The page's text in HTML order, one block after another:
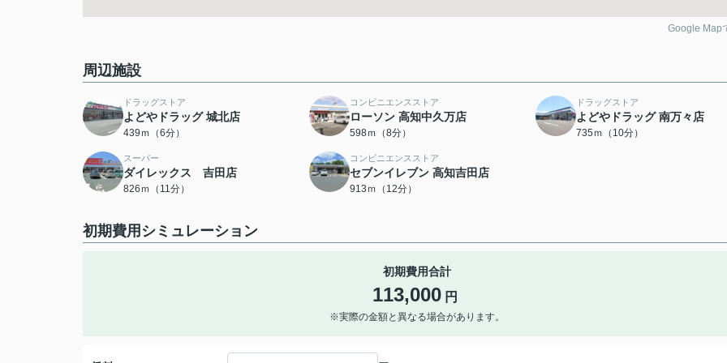
Google Map
周辺施設
ドラッグストア
よどやドラッグ 城北店
439ｍ（6分）
コンビニエンスストア
ローソン 高知中久万店
598ｍ（8分）
ドラッグストア
よどやドラッグ 南万々店
735ｍ（10分）
スーパー
ダイレックス 吉田店
826ｍ（11分）
コンビニエンスストア
セブンイレブン 高知吉田店
913ｍ（12分）
初期費用シミュレーション
初期費用合計
113,000 円
※実際の金額と異なる場合があります。